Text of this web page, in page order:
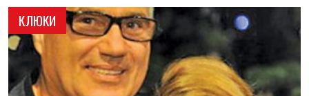
КЛЮКИ